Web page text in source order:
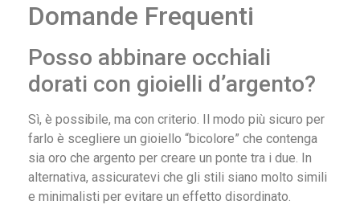
Domande Frequenti
Posso abbinare occhiali
dorati con gioielli d’argento?
Sì, è possibile, ma con criterio. Il modo più sicuro per
farlo è scegliere un gioiello “bicolore” che contenga
sia oro che argento per creare un ponte tra i due. In
alternativa, assicuratevi che gli stili siano molto simili
e minimalisti per evitare un effetto disordinato.